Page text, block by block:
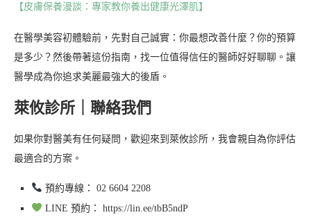
【皮膚保養漫談：專家教你養出健康光澤肌】
在醫學美容初體驗前，先對自己誠實：你最想改善什麼？你的預算
是多少？然後帶著這份指南，找一位值得信任的醫師好好聊聊。讓
醫學成為你追求美麗最強大的後盾。
萊攸診所｜聯絡我們
如果你對醫美有任何疑問，歡迎來到萊攸診所，我會親自為你評估
最適合的方案。
預約專線： 02 6604 2208
LINE 預約： https://lin.ee/tbB5ndP